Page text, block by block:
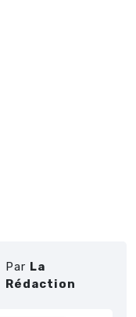
Par La
Rédaction